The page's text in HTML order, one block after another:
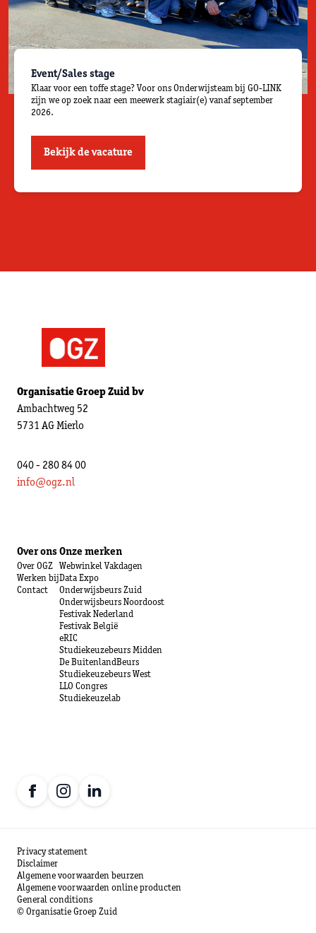
Event/Sales stage
Klaar voor een toffe stage? Voor ons Onderwijsteam bij GO-LINK
zijn we op zoek naar een meewerk stagiair(e) vanaf september
2026.
Bekijk de vacature
Organisatie Groep Zuid bv
Ambachtweg 52
5731 AG Mierlo
040 - 280 84 00
info@ogz.nl
Over ons
Over OGZ
Werken bij
Contact
Onze merken
Webwinkel Vakdagen
Data Expo
Onderwijsbeurs Zuid
Onderwijsbeurs Noordoost
Festivak Nederland
Festivak België
eRIC
Studiekeuzebeurs Midden
De BuitenlandBeurs
Studiekeuzebeurs West
LLO Congres
Studiekeuzelab
Privacy statement
Disclaimer
Algemene voorwaarden beurzen
Algemene voorwaarden online producten
General conditions
© Organisatie Groep Zuid